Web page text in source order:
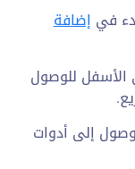
في إضافة
الأسفل للوصول
إلى أدوات